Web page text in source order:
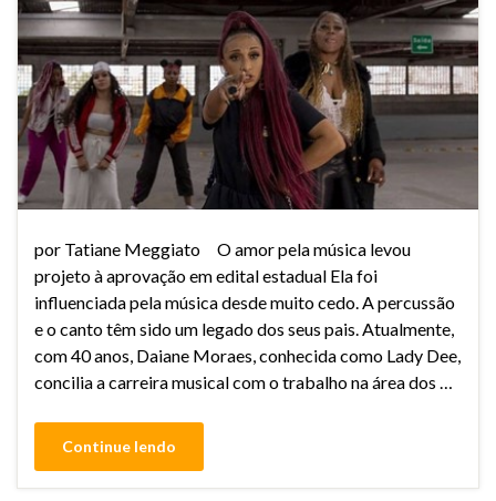
por Tatiane Meggiato O amor pela música levou
projeto à aprovação em edital estadual Ela foi
influenciada pela música desde muito cedo. A percussão
e o canto têm sido um legado dos seus pais. Atualmente,
com 40 anos, Daiane Moraes, conhecida como Lady Dee,
concilia a carreira musical com o trabalho na área dos …
Continue lendo